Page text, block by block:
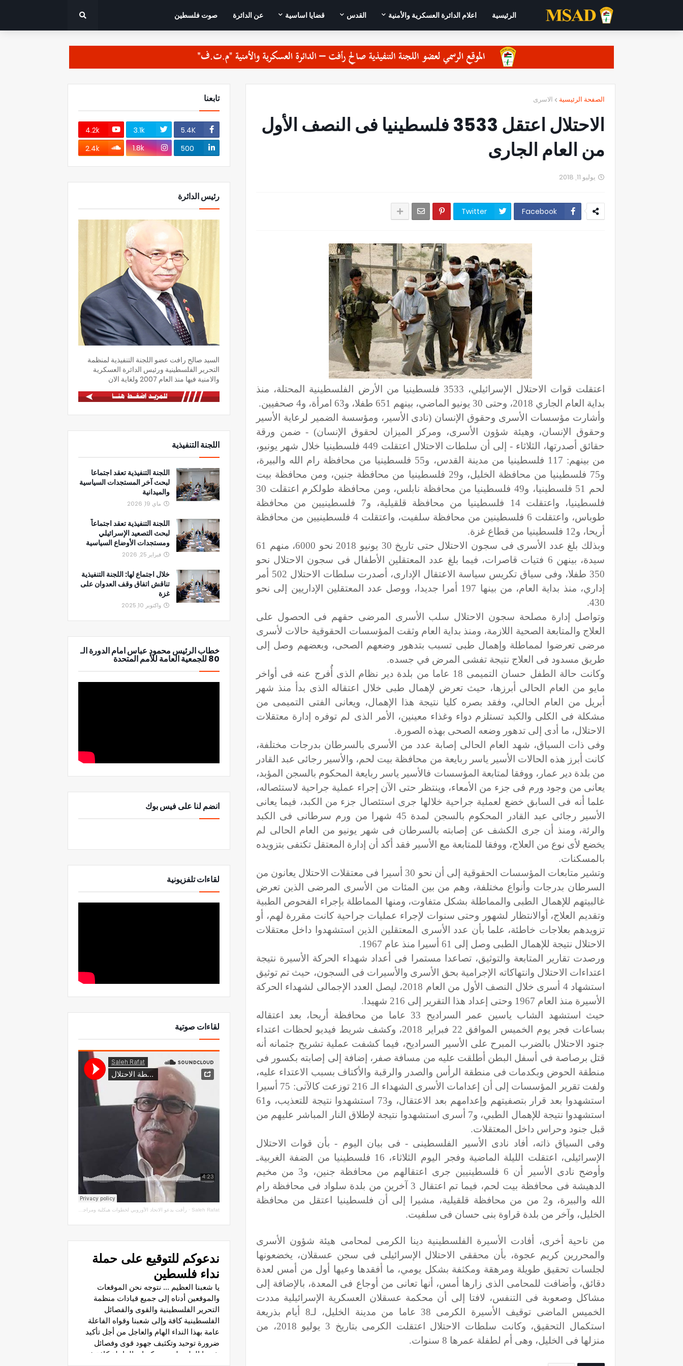
الرئيسية اعلام الدائرة العسكرية والأمنية القدس قضايا اساسية عن الدائرة صوت فلسطين
الصفحة الرئيسية الاسرى
الاحتلال اعتقل 3533 فلسطينيا فى النصف الأول
من العام الجارى
يوليو 11, 2018
Facebook
Twitter
اعتقلت قوات الاحتلال الإسرائيلي، 3533 فلسطينيا من الأرض الفلسطينية المحتلة، منذ
بداية العام الجاري 2018، وحتى 30 يونيو الماضي، بينهم 651 طفلا، و63 امرأة، و4 صحفيين.
وأشارت مؤسسات الأسرى وحقوق الإنسان (نادى الأسير، ومؤسسة الضمير لرعاية الأسير
وحقوق الإنسان، وهيئة شؤون الأسرى، ومركز الميزان لحقوق الإنسان) - ضمن ورقة
حقائق أصدرتها، الثلاثاء - إلى أن سلطات الاحتلال اعتقلت 449 فلسطينيا خلال شهر يونيو،
من بينهم: 117 فلسطينيا من مدينة القدس، و55 فلسطينيا من محافظة رام الله والبيرة،
و75 فلسطينيا من محافظة الخليل، و29 فلسطينيا من محافظة جنين، ومن محافظة بيت
لحم 51 فلسطينيا، و49 فلسطينيا من محافظة نابلس، ومن محافظة طولكرم اعتقلت 30
فلسطينيا، واعتقلت 14 فلسطينيا من محافظة قلقيلية، و7 فلسطينيين من محافظة
طوباس، واعتقلت 6 فلسطينين من محافظة سلفيت، واعتقلت 4 فلسطينيين من محافظة
أريحا، و12 فلسطينيا من قطاع غزة.
وبذلك بلغ عدد الأسرى فى سجون الاحتلال حتى تاريخ 30 يونيو 2018 نحو 6000، منهم 61
سيدة، بينهن 6 فتيات قاصرات، فيما بلغ عدد المعتقلين الأطفال فى سجون الاحتلال نحو
350 طفلا، وفى سياق تكريس سياسة الاعتقال الإدارى، أصدرت سلطات الاحتلال 502 أمر
إداري، منذ بداية العام، من بينها 197 أمرا جديدا، ووصل عدد المعتقلين الإداريين إلى نحو
430.
وتواصل إدارة مصلحة سجون الاحتلال سلب الأسرى المرضى حقهم فى الحصول على
العلاج والمتابعة الصحية اللازمة، ومنذ بداية العام وثقت المؤسسات الحقوقية حالات لأسرى
مرضى تعرضوا لمماطلة وإهمال طبى تسبب بتدهور وضعهم الصحى، وبعضهم وصل إلى
طريق مسدود فى العلاج نتيجة تفشى المرض في جسده.
وكانت حالة الطفل حسان التميمى 18 عاما من بلدة دير نظام الذى أُفرج عنه فى أواخر
مايو من العام الحالى أبرزها، حيث تعرض لإهمال طبى خلال اعتقاله الذى بدأ منذ شهر
أبريل من العام الحالي، وفقد بصره كليا نتيجة هذا الإهمال، ويعانى الفتى التميمى من
مشكلة فى الكلى والكبد تستلزم دواء وغذاء معينين، الأمر الذى لم توفره إدارة معتقلات
الاحتلال، ما أدى إلى تدهور وضعه الصحى بهذه الصورة.
وفى ذات السياق، شهد العام الحالى إصابة عدد من الأسرى بالسرطان بدرجات مختلفة،
كانت أبرز هذه الحالات الأسير ياسر ربايعة من محافظة بيت لحم، والأسير رجائى عبد القادر
من بلدة دير عمار، ووفقا لمتابعة المؤسسات فالأسير ياسر ربايعة المحكوم بالسجن المؤبد،
يعانى من وجود ورم فى جزء من الأمعاء، وينتظر حتى الآن إجراء عملية جراحية لاستئصاله،
علما أنه فى السابق خضع لعملية جراحية خلالها جرى استئصال جزء من الكبد، فيما يعانى
الأسير رجائى عبد القادر المحكوم بالسجن لمدة 45 شهرا من ورم سرطانى فى الكبد
والرئة، ومنذ أن جرى الكشف عن إصابته بالسرطان فى شهر يونيو من العام الحالى لم
يخضع لأى نوع من العلاج، ووفقا للمتابعة مع الأسير فقد أكد أن إدارة المعتقل تكتفى بتزويده
بالمسكنات.
وتشير متابعات المؤسسات الحقوقية إلى أن نحو 30 أسيرا فى معتقلات الاحتلال يعانون من
السرطان بدرجات وأنواع مختلفة، وهم من بين المئات من الأسرى المرضى الذين تعرض
غالبيتهم للإهمال الطبى والمماطلة بشكل متفاوت، ومنها المماطلة بإجراء الفحوص الطبية
وتقديم العلاج، أوالانتظار لشهور وحتى سنوات لإجراء عمليات جراحية كانت مقررة لهم، أو
تزويدهم بعلاجات خاطئة، علما بأن عدد الأسرى المعتقلين الذين استشهدوا داخل معتقلات
الاحتلال نتيجة للإهمال الطبى وصل إلى 61 أسيرا منذ عام 1967.
ورصدت تقارير المتابعة والتوثيق، تصاعدا مستمرا فى أعداد شهداء الحركة الأسيرة نتيجة
اعتداءات الاحتلال وانتهاكاته الإجرامية بحق الأسرى والأسيرات فى السجون، حيث تم توثيق
استشهاد 4 أسرى خلال النصف الأول من العام 2018، ليصل العدد الإجمالى لشهداء الحركة
الأسيرة منذ العام 1967 وحتى إعداد هذا التقرير إلى 216 شهيدا.
حيث استشهد الشاب ياسين عمر السراديح 33 عاما من محافظة أريحا، بعد اعتقاله
بساعات فجر يوم الخميس الموافق 22 فبراير 2018، وكشف شريط فيديو لحظات اعتداء
جنود الاحتلال بالضرب المبرح على الأسير السراديح، فيما كشفت عملية تشريح جثمانه أنه
قتل برصاصة فى أسفل البطن أطلقت عليه من مسافة صفر، إضافة إلى إصابته بكسور فى
منطقة الحوض وبكدمات فى منطقة الرأس والصدر والرقبة والأكتاف بسبب الاعتداء عليه،
ولفت تقرير المؤسسات إلى أن إعدامات الأسرى الشهداء الـ 216 توزعت كالآتى: 75 أسيرا
استشهدوا بعد قرار بتصفيتهم وإعدامهم بعد الاعتقال، و73 استشهدوا نتيجة للتعذيب، و61
استشهدوا نتيجة للإهمال الطبي، و7 أسرى استشهدوا نتيجة لإطلاق النار المباشر عليهم من
قبل جنود وحراس داخل المعتقلات.
وفى السياق ذاته، أفاد نادى الأسير الفلسطينى - فى بيان اليوم - بأن قوات الاحتلال
الإسرائيلى، اعتقلت الليلة الماضية وفجر اليوم الثلاثاء، 16 فلسطينيا من الضفة الغربيةـ
وأوضح نادى الأسير أن 6 فلسطينيين جرى اعتقالهم من محافظة جنين، و3 من مخيم
الدهيشة فى محافظة بيت لحم، فيما تم اعتقال 3 آخرين من بلدة سلواد فى محافظة رام
الله والبيرة، و2 من من محافظة قلقيلية، مشيرا إلى أن فلسطينيا اعتقل من محافظة
الخليل، وآخر من بلدة قراوة بنى حسان فى سلفيت.
من ناحية أخرى، أفادت الأسيرة الفلسطينية دينا الكرمى لمحامى هيئة شؤون الأسرى
والمحررين كريم عجوة، بأن محققى الاحتلال الإسرائيلى فى سجن عسقلان، يخضعونها
لجلسات تحقيق طويلة ومرهقة ومكثفة بشكل يومي، ما أفقدها وعيها أول من أمس لعدة
دقائق، وأضافت للمحامى الذى زارها أمس، أنها تعانى من أوجاع فى المعدة، بالإضافة إلى
مشاكل وصعوبة فى التنفس، لافتا إلى أن محكمة عسقلان العسكرية الإسرائيلية مددت
الخميس الماضى توقيف الأسيرة الكرمى 38 عاما من مدينة الخليل، لـ8 أيام بذريعة
استكمال التحقيق، وكانت سلطات الاحتلال اعتقلت الكرمى بتاريخ 3 يوليو 2018، من
منزلها فى الخليل، وهى أم لطفلة عمرها 8 سنوات.
تابعنا
5.4K
3.1k
4.2k
500
1.8k
2.4k
رئيس الدائرة
السيد صالح رافت عضو اللجنة التنفيذية لمنظمة
التحرير الفلسطينية ورئيس الدائرة العسكرية
والامنية فيها منذ العام 2007 ولغاية الان
اللجنة التنفيذية
اللجنة التنفيذية تعقد اجتماعا
لبحث آخر المستجدات السياسية
والميدانية
ماي 19, 2026
اللجنة التنفيذية تعقد اجتماعاً
لبحث التصعيد الإسرائيلي
ومستجدات الأوضاع السياسية
فبراير 25, 2026
خلال اجتماع لها: اللجنة التنفيذية
تناقش اتفاق وقف العدوان على
غزة
واكتوبر 10, 2025
خطاب الرئيس محمود عباس امام الدورة الـ
80 للجمعية العامة للأمم المتحدة
انضم لنا على فيس بوك
لقاءات تلفزيونية
لقاءات صوتية
Saleh Rafat
· رأفت يدعو الاتحاد الأوروبي لخطوات هيكلية ومراجعة اتفاقيات الشراكة مع سلطة الاحتلال